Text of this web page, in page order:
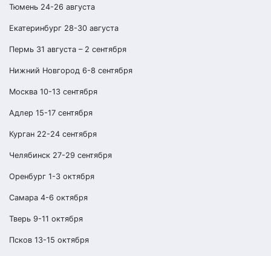
Тюмень 24-26 августа
Екатеринбург 28-30 августа
Пермь 31 августа – 2 сентября
Нижний Новгород 6-8 сентября
Москва 10-13 сентября
Адлер 15-17 сентября
Курган 22-24 сентября
Челябинск 27-29 сентября
Оренбург 1-3 октября
Самара 4-6 октября
Тверь 9-11 октября
Псков 13-15 октября